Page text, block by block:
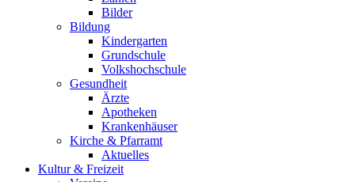
Bilder
Bildung
Kindergarten
Grundschule
Volkshochschule
Gesundheit
Ärzte
Apotheken
Krankenhäuser
Kirche & Pfarramt
Aktuelles
Kultur & Freizeit